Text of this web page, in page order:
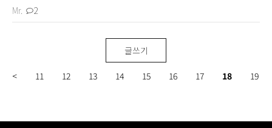
Mr. 2
글쓰기
< 11 12 13 14 15 16 17 18 19